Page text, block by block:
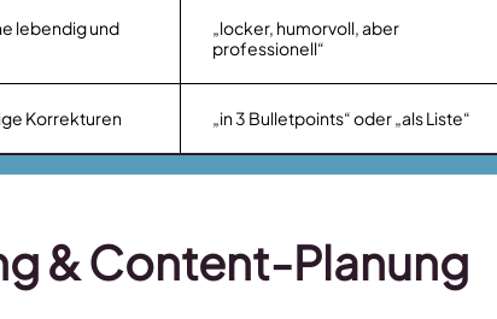
lebendig und
„locker, humorvoll, aber
professionell“
Korrekturen „in 3 Bulletpoints“ oder „als Liste“
& Content-Planung